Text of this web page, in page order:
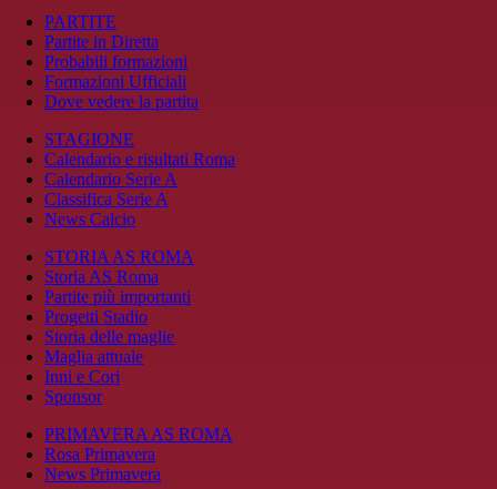
PARTITE
Partite in Diretta
Probabili formazioni
Formazioni Ufficiali
Dove vedere la partita
STAGIONE
Calendario e risultati Roma
Calendario Serie A
Classifica Serie A
News Calcio
STORIA AS ROMA
Storia AS Roma
Partite più importanti
Progetti Stadio
Storia delle maglie
Maglia attuale
Inni e Cori
Sponsor
PRIMAVERA AS ROMA
Rosa Primavera
News Primavera